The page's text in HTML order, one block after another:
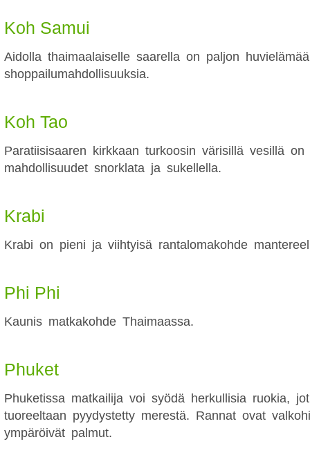
Koh Samui
Aidolla thaimaalaiselle saarella on paljon
shoppailumahdollisuuksia.
Koh Tao
Paratiisisaaren kirkkaan turkoosin värisillä vesillä on
mahdollisuudet snorklata ja sukellella.
Krabi
Krabi on pieni ja viihtyisä rantalomakohde
Phi Phi
Kaunis matkakohde Thaimaassa.
Phuket
Phuketissa matkailija voi syödä herkullisia ruokia,
tuoreeltaan pyydystetty merestä. Rannat ovat
ympäröivät palmut.